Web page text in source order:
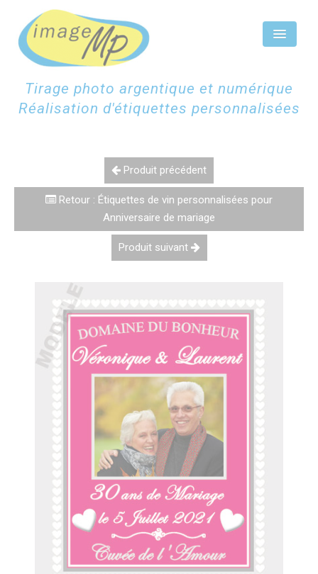
Tirage photo argentique et numérique
Réalisation d'étiquettes personnalisées
ÉTIQUETTES CHAMPAGNE
ÉTIQUETTES PERSONNALISÉES
CONTACTEZ-NOUS
Produit précédent
Retour : Étiquettes de vin personnalisées pour
Anniversaire de mariage
Produit suivant
Panneau de gestion des cookies